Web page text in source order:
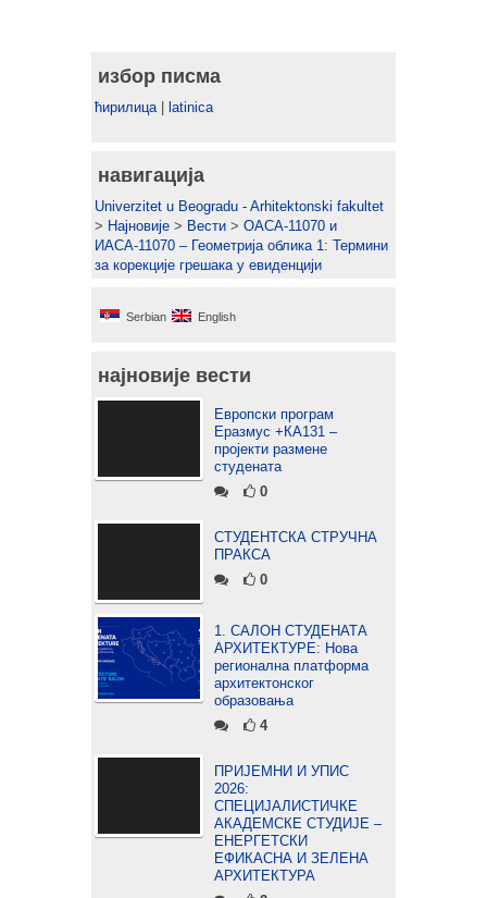
избор писма
ћирилица| latinica
навигација
Univerzitet u Beogradu - Arhitektonski fakultet
> Најновије > Вести > ОАСА-11070 и
ИАСА-11070 – Геометрија облика 1: Термини
за корекције грешака у евиденцији
Serbian English
најновије вести
Европски програм
Еразмус +КА131 –
пројекти размене
студената
0
СТУДЕНТСКА СТРУЧНА
ПРАКСА
0
1. САЛОН СТУДЕНАТА
АРХИТЕКТУРЕ: Нова
регионална платформа
архитектонског
образовања
4
ПРИЈЕМНИ И УПИС
2026:
СПЕЦИЈАЛИСТИЧКЕ
АКАДЕМСКЕ СТУДИЈЕ –
ЕНЕРГЕТСКИ
ЕФИКАСНА И ЗЕЛЕНА
АРХИТЕКТУРА